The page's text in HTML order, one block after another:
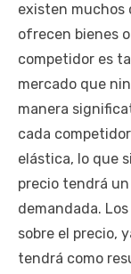
existen muchos
ofrecen bienes
competidor es
mercado que
manera
cada
elástica, lo que
precio tendrá
demandada.
sobre el precio,
tendrá como